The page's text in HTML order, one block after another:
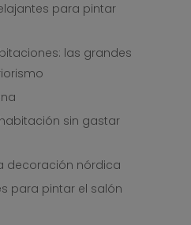
para pintar
las grandes
sin gastar
decoración nórdica
para pintar el salón